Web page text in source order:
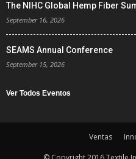
The NIHC Global Hemp Fiber
September 16, 2026
SEAMS Annual Conference
September 15, 2026
Ver Todos Eventos
Ventas